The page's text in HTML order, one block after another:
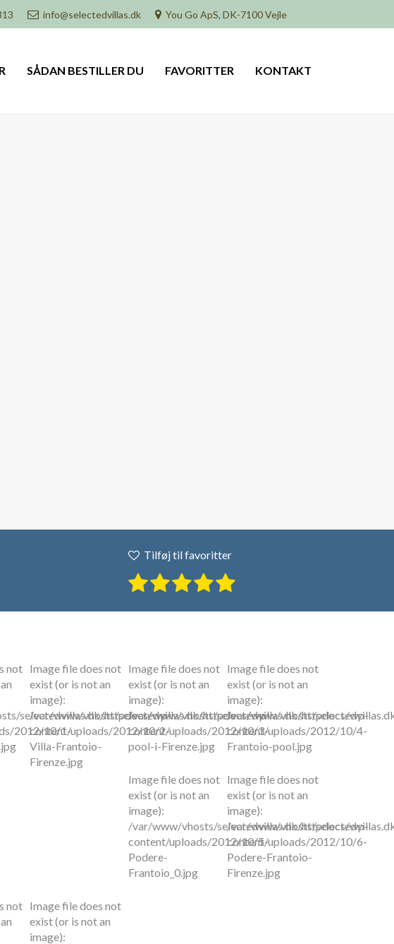
info@selectedvillas.dk You Go ApS, DK-7100 Vejle
SÅDAN BESTILLER DU FAVORITTER KONTAKT
Tilføj til favoritter
not
selectedvillas.dk/httpdocs/wp-
2012/10/1-
Image file does not
exist (or is not an
image):
/var/www/vhosts/selectedvillas.dk/httpdocs/wp-
content/uploads/2012/10/2-
Villa-Frantoio-
Firenze.jpg
Image file does not
exist (or is not an
image):
/var/www/vhosts/selectedvillas.dk/httpdocs/wp-
content/uploads/2012/10/3-
pool-i-Firenze.jpg
Image file does not
exist (or is not an
image):
/var/www/vhosts/
content/uploads/2012/10/4-
Frantoio-pool.jpg
Image file does not
exist (or is not an
image):
/var/www/vhosts/selectedvillas.dk/httpdocs/wp-
content/uploads/2012/10/5-
Podere-
Frantoio_0.jpg
Image file does not
exist (or is not an
image):
/var/www/vhosts/
content/uploads/2012/10/6-
Podere-Frantoio-
Firenze.jpg
not Image file does not
exist (or is not an
image):